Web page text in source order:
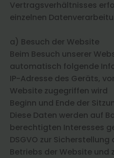
Vertragsverhältnisses
einzelnen
a) Besuch der Website
Beim Besuch unserer
automatisch folgende
IP-Adresse des Geräts,
Website zugegriffen wird
Beginn und Ende der
Diese Daten werden auf
berechtigten Interesses
DSGVO zur
Betriebs der Website und